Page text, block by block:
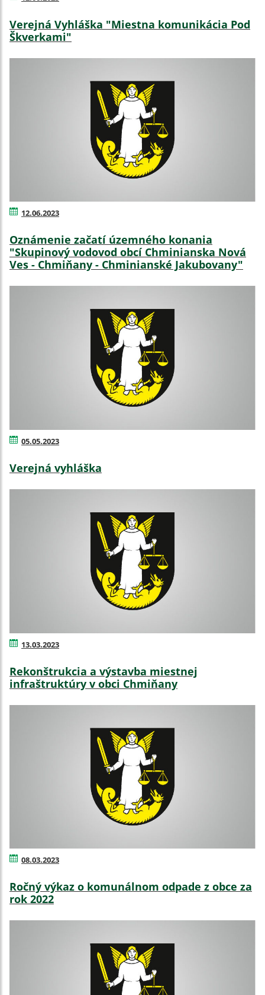
Verejná Vyhláška "Miestna komunikácia Pod
Škverkami"
12.06.2023
Oznámenie začatí územného konania
"Skupinový vodovod obcí Chminianska Nová
Ves - Chmiňany - Chminianské Jakubovany"
05.05.2023
Verejná vyhláška
13.03.2023
Rekonštrukcia a výstavba miestnej
infraštruktúry v obci Chmiňany
08.03.2023
Ročný výkaz o komunálnom odpade z obce za
rok 2022